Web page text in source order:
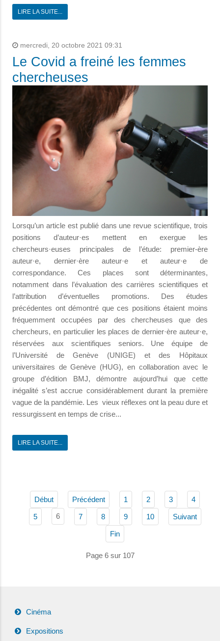
LIRE LA SUITE...
mercredi, 20 octobre 2021 09:31
Le Covid a freiné les femmes
chercheuses
Lorsqu’un article est publié dans une revue scientifique, trois
positions d’auteur·es mettent en exergue les
chercheurs·euses principales de l’étude: premier-ère
auteur·e, dernier·ère auteur·e et auteur·e de
correspondance. Ces places sont déterminantes,
notamment dans l’évaluation des carrières scientifiques et
l’attribution d’éventuelles promotions. Des études
précédentes ont démontré que ces positions étaient moins
fréquemment occupées par des chercheuses que des
chercheurs, en particulier les places de dernier·ère auteur·e,
réservées aux scientifiques seniors. Une équipe de
l’Université de Genève (UNIGE) et des Hôpitaux
universitaires de Genève (HUG), en collaboration avec le
groupe d’édition BMJ, démontre aujourd’hui que cette
inégalité s’est accrue considérablement durant la première
vague de la pandémie. Les vieux réflexes ont la peau dure et
ressurgissent en temps de crise...
LIRE LA SUITE...
Début Précédent 1 2 3 4
5 6 7 8 9 10 Suivant
Fin
Page 6 sur 107
Cinéma
Expositions